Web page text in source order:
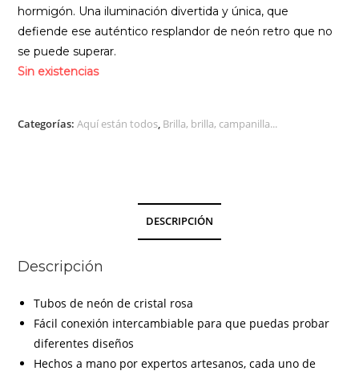
hormigón. Una iluminación divertida y única, que
defiende ese auténtico resplandor de neón retro que no
se puede superar.
Sin existencias
Categorías:Aquí están todos, Brilla, brilla, campanilla...
DESCRIPCIÓN
Descripción
Tubos de neón de cristal rosa
Fácil conexión intercambiable para que puedas probar
diferentes diseños
Hechos a mano por expertos artesanos, cada uno de